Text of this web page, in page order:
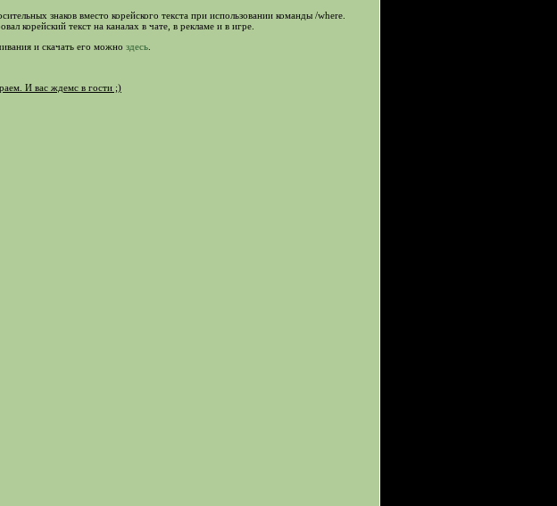
знаков вместо корейского текста при использовании команды /where.
корейский текст на каналах в чате, в рекламе и в игре.
и скачать его можно здесь
И вас ждемс в гости ;)